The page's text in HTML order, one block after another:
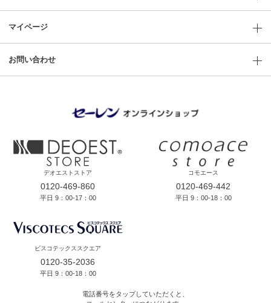
マイページ
お問い合わせ
デオエストストア
0120-469-860
平日 9：00-17：00
コモエース
0120-469-442
平日 9：00-18：00
ビスコテックススクエア
0120-35-2036
平日 9：00-18：00
電話番号をタップしていただくと、